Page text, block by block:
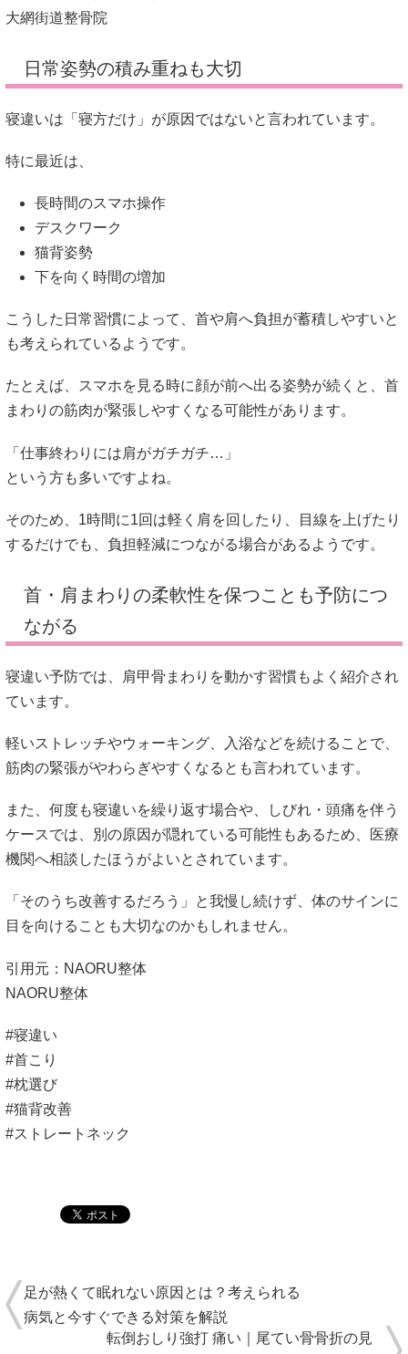
大網街道整骨院
日常姿勢の積み重ねも大切
寝違いは「寝方だけ」が原因ではないと言われています。
特に最近は、
長時間のスマホ操作
デスクワーク
猫背姿勢
下を向く時間の増加
こうした日常習慣によって、首や肩へ負担が蓄積しやすいと
も考えられているようです。
たとえば、スマホを見る時に顔が前へ出る姿勢が続くと、首
まわりの筋肉が緊張しやすくなる可能性があります。
「仕事終わりには肩がガチガチ…」
という方も多いですよね。
そのため、1時間に1回は軽く肩を回したり、目線を上げたり
するだけでも、負担軽減につながる場合があるようです。
首・肩まわりの柔軟性を保つことも予防につ
ながる
寝違い予防では、肩甲骨まわりを動かす習慣もよく紹介され
ています。
軽いストレッチやウォーキング、入浴などを続けることで、
筋肉の緊張がやわらぎやすくなるとも言われています。
また、何度も寝違いを繰り返す場合や、しびれ・頭痛を伴う
ケースでは、別の原因が隠れている可能性もあるため、医療
機関へ相談したほうがよいとされています。
「そのうち改善するだろう」と我慢し続けず、体のサインに
目を向けることも大切なのかもしれません。
引用元：NAORU整体
NAORU整体
#寝違い
#首こり
#枕選び
#猫背改善
#ストレートネック
足が熱くて眠れない原因とは？考えられる
病気と今すぐできる対策を解説
転倒おしり強打 痛い｜尾てい骨骨折の見